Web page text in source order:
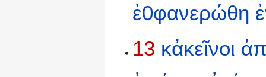
ἐ0φανερώθη
13 κἀκεῖνοι